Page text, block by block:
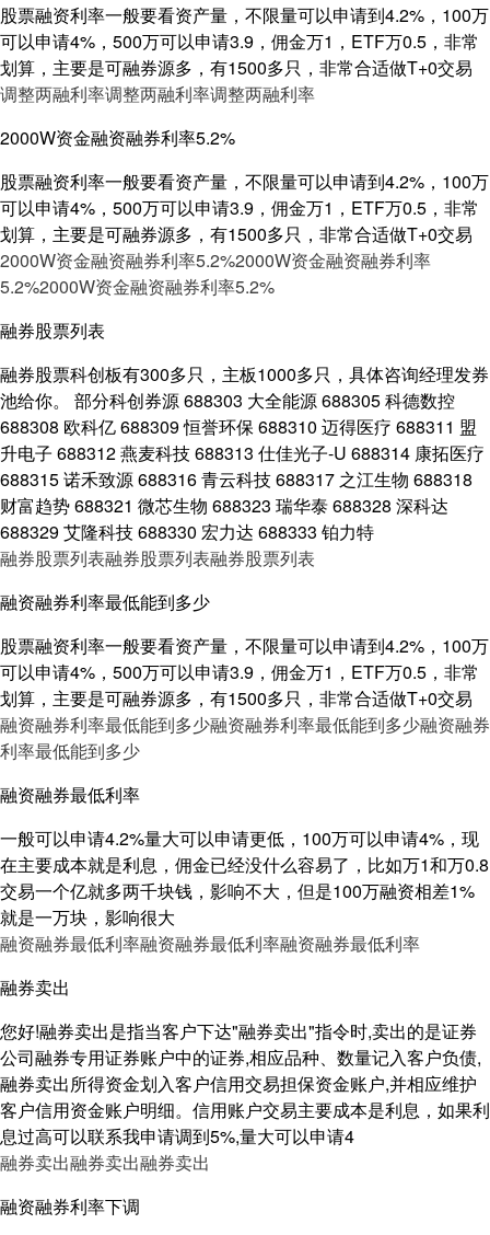
股票融资利率一般要看资产量，不限量可以申请到4.2%，100万
可以申请4%，500万可以申请3.9，佣金万1，ETF万0.5，非常
划算，主要是可融券源多，有1500多只，非常合适做T+0交易
调整两融利率调整两融利率调整两融利率
2000W资金融资融券利率5.2%
股票融资利率一般要看资产量，不限量可以申请到4.2%，100万
可以申请4%，500万可以申请3.9，佣金万1，ETF万0.5，非常
划算，主要是可融券源多，有1500多只，非常合适做T+0交易
2000W资金融资融券利率5.2%2000W资金融资融券利率
5.2%2000W资金融资融券利率5.2%
融券股票列表
融券股票科创板有300多只，主板1000多只，具体咨询经理发券
池给你。 部分科创券源 688303 大全能源 688305 科德数控
688308 欧科亿 688309 恒誉环保 688310 迈得医疗 688311 盟
升电子 688312 燕麦科技 688313 仕佳光子-U 688314 康拓医疗
688315 诺禾致源 688316 青云科技 688317 之江生物 688318
财富趋势 688321 微芯生物 688323 瑞华泰 688328 深科达
688329 艾隆科技 688330 宏力达 688333 铂力特
融券股票列表融券股票列表融券股票列表
融资融券利率最低能到多少
股票融资利率一般要看资产量，不限量可以申请到4.2%，100万
可以申请4%，500万可以申请3.9，佣金万1，ETF万0.5，非常
划算，主要是可融券源多，有1500多只，非常合适做T+0交易
融资融券利率最低能到多少融资融券利率最低能到多少融资融券
利率最低能到多少
融资融券最低利率
一般可以申请4.2%量大可以申请更低，100万可以申请4%，现
在主要成本就是利息，佣金已经没什么容易了，比如万1和万0.8
交易一个亿就多两千块钱，影响不大，但是100万融资相差1%
就是一万块，影响很大
融资融券最低利率融资融券最低利率融资融券最低利率
融券卖出
您好!融券卖出是指当客户下达"融券卖出"指令时,卖出的是证券
公司融券专用证券账户中的证券,相应品种、数量记入客户负债,
融券卖出所得资金划入客户信用交易担保资金账户,并相应维护
客户信用资金账户明细。信用账户交易主要成本是利息，如果利
息过高可以联系我申请调到5%,量大可以申请4
融券卖出融券卖出融券卖出
融资融券利率下调